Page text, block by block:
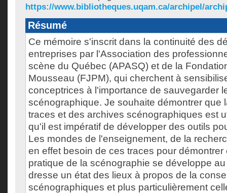
https://www.bibliotheques.uqam.ca/archipel/
Résumé
Ce mémoire s'inscrit dans la continuité des
entreprises par l'Association des
scène du Québec (APASQ) et de la
Mousseau (FJPM), qui cherchent à
conceptrices à l'importance de sauvegarder
scénographique. Je souhaite démontrer que
traces et des archives scénographiques est
qu'il est impératif de développer des outils
Les mondes de l'enseignement, de la
en effet besoin de ces traces pour démontrer
pratique de la scénographie se développe
dresse un état des lieux à propos de la
scénographiques et plus particulièrement